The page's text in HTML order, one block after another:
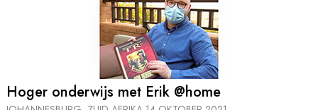
Hoger onderwijs met Erik @home